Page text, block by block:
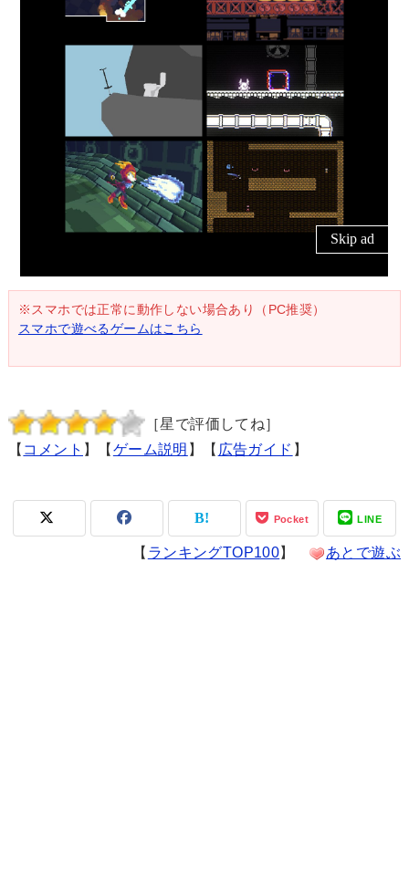
※スマホでは正常に動作しない場合あり（PC推奨）
スマホで遊べるゲームはこちら
［星で評価してね］
【 コメント 】【 ゲーム説明 】【 広告ガイド 】
Pocket LINE
【 ランキングTOP100】 あとで遊ぶ